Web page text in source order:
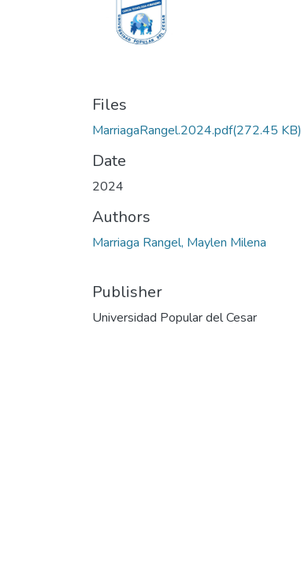
Files
MarriagaRangel.2024.pdf(272.45 KB)
Date
2024
Authors
Marriaga Rangel, Maylen Milena
Publisher
Universidad Popular del Cesar